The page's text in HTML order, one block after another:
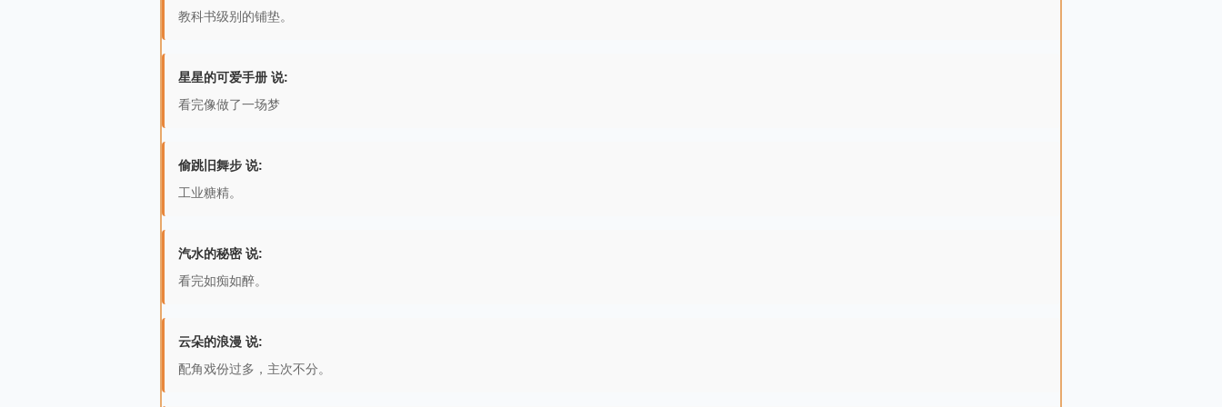
教科书级别的铺垫。
星星的可爱手册 说:
看完像做了一场梦
偷跳旧舞步 说:
工业糖精。
汽水的秘密 说:
看完如痴如醉。
云朵的浪漫 说:
配角戏份过多，主次不分。